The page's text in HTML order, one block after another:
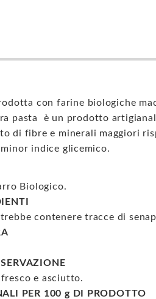
con farine biologiche
pasta è un prodotto
di fibre e minerali maggiori
indice glicemico.
Biologico.
contenere tracce di
e asciutto.
PER 100 g DI PRODOTTO